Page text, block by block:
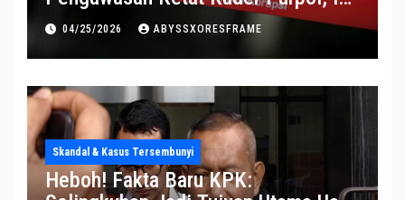
Alasannya
04/25/2026 ABYSSXORESFRAME
Skandal & Kasus Tersembunyi
Heboh! Fakta Baru KPK: